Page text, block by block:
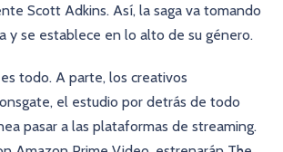
Scott Adkins. Así, la saga va tomando
y se establece en lo alto de su género.
todo. A parte, los creativos
el estudio por detrás de todo
pasar a las plataformas de streaming.